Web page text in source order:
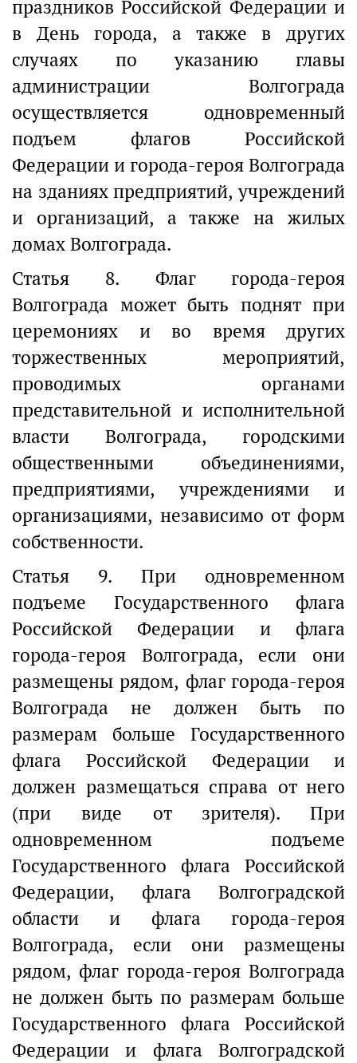
праздников Российской Федерации и
в День города, а также в других
случаях по указанию главы
администрации Волгограда
осуществляется одновременный
подъем флагов Российской
Федерации и города-героя Волгограда
на зданиях предприятий, учреждений
и организаций, а также на жилых
домах Волгограда.
Статья 8. Флаг города-героя
Волгограда может быть поднят при
церемониях и во время других
торжественных мероприятий,
проводимых органами
представительной и исполнительной
власти Волгограда, городскими
общественными объединениями,
предприятиями, учреждениями и
организациями, независимо от форм
собственности.
Статья 9. При одновременном
подъеме Государственного флага
Российской Федерации и флага
города-героя Волгограда, если они
размещены рядом, флаг города-героя
Волгограда не должен быть по
размерам больше Государственного
флага Российской Федерации и
должен размещаться справа от него
(при виде от зрителя). При
одновременном подъеме
Государственного флага Российской
Федерации, флага Волгоградской
области и флага города-героя
Волгограда, если они размещены
рядом, флаг города-героя Волгограда
не должен быть по размерам больше
Государственного флага Российской
Федерации и флага Волгоградской